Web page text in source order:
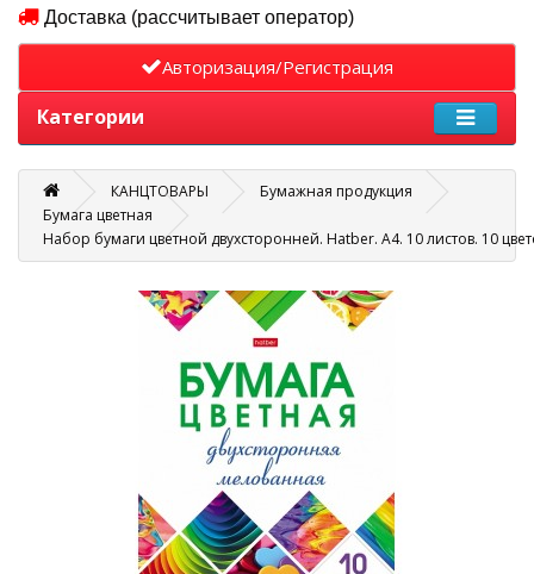
Доставка (рассчитывает оператор)
Авторизация/Регистрация
Категории
КАНЦТОВАРЫ
Бумажная продукция
Бумага цветная
Набор бумаги цветной двухсторонней. Hatber. А4. 10 листов. 10